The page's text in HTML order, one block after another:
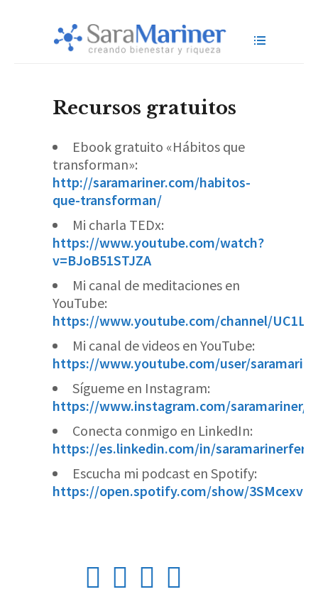
Recursos gratuitos
Ebook gratuito «Hábitos que
transforman»:
http://saramariner.com/habitos-
que-transforman/
Mi charla TEDx:
https://www.youtube.com/watch?
v=BJoB51STJZA
Mi canal de meditaciones en
YouTube:
https://www.youtube.com/channel/
Mi canal de videos en YouTube:
https://www.youtube.com/user/
Sígueme en Instagram:
https://www.instagram.com/saramariner/
Conecta conmigo en LinkedIn:
https://es.linkedin.com/in/
Escucha mi podcast en Spotify:
https://open.spotify.com/show/